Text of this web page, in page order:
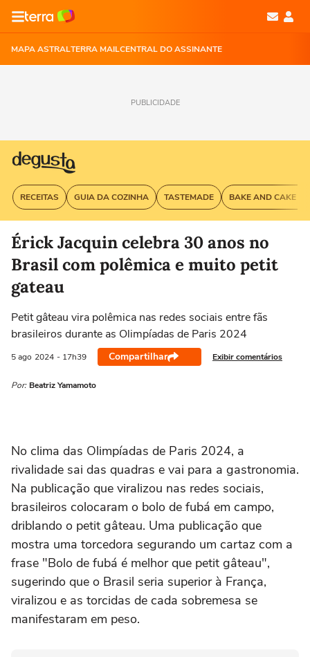
MAPA ASTRALTERRA MAILCENTRAL DO ASSINANTE
PUBLICIDADE
RECEITAS GUIA DA COZINHA TASTEMADE BAKE AND CAKE
Érick Jacquin celebra 30 anos no
Brasil com polêmica e muito petit
gateau
Petit gâteau vira polêmica nas redes sociais entre fãs
brasileiros durante as Olimpíadas de Paris 2024
5 ago 2024 - 17h39 Compartilhar Exibir comentários
Por: Beatriz Yamamoto
No clima das Olimpíadas de Paris 2024, a
rivalidade sai das quadras e vai para a gastronomia.
Na publicação que viralizou nas redes sociais,
brasileiros colocaram o bolo de fubá em campo,
driblando o petit gâteau. Uma publicação que
mostra uma torcedora segurando um cartaz com a
frase "Bolo de fubá é melhor que petit gâteau",
sugerindo que o Brasil seria superior à França,
viralizou e as torcidas de cada sobremesa se
manifestaram em peso.